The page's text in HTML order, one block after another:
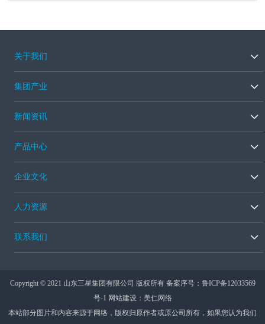
关于我们
集团产业
新闻资讯
产品中心
企业文化
人力资源
联系我们
Copyright © 2021 山东三星集团有限公司 版权所有 备案序号： 鲁ICP备12033569
号-1 网站建设：美仁网络
本站部分图片和内容来源于网络，版权归原作者或原公司所有，如果您认为我们